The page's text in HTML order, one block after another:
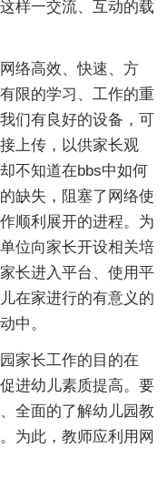
样一交流、互动的载
络高效、快速、方
限的学习、工作的重
们有良好的设备，可
上传，以供家长观
不知道在bbs中如何
缺失，阻塞了网络使
顺利展开的进程。为
位向家长开设相关培
长进入平台、使用平
在家进行的有意义的
中。
家长工作的目的在
进幼儿素质提高。要
全面的了解幼儿园教
为此，教师应利用网